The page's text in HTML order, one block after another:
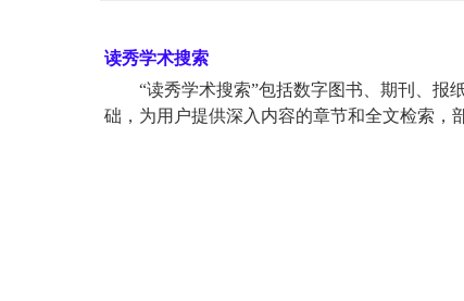
读秀学术搜索
“读秀学术搜索”包括数字图书、期刊、报纸
础，为用户提供深入内容的章节和全文检索，